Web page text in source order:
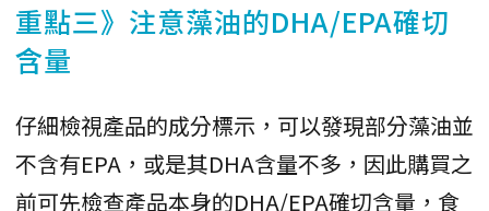
重點三》注意藻油的DHA/EPA確切
含量
仔細檢視產品的成分標示，可以發現部分藻油並
不含有EPA，或是其DHA含量不多，因此購買之
前可先檢查產品本身的DHA/EPA確切含量，食